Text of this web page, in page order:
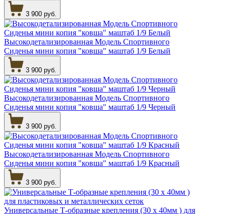
3 900 руб.
Высокодетализированная Модель Спортивного
Сиденья мини копия "ковша" маштаб 1/9 Белый
3 900 руб.
Высокодетализированная Модель Спортивного
Сиденья мини копия "ковша" маштаб 1/9 Черный
3 900 руб.
Высокодетализированная Модель Спортивного
Сиденья мини копия "ковша" маштаб 1/9 Красный
3 900 руб.
Универсальные Т-образные крепления (30 х 40мм ) для